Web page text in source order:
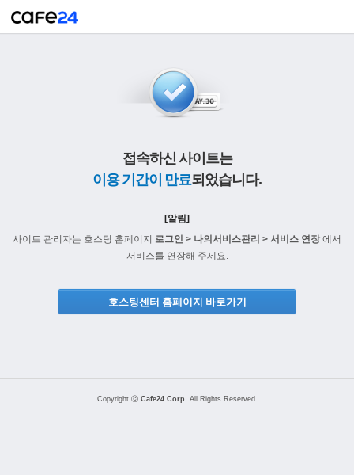
접속하신 사이트는
이용 기간이 만료되었습니다.
[알림]
사이트 관리자는 호스팅 홈페이지 로그인 > 나의서비스관리 > 서비스 연장에서
서비스를 연장해 주세요.
호스팅센터 홈페이지 바로가기
Copyright ⓒ Cafe24 Corp. All Rights Reserved.